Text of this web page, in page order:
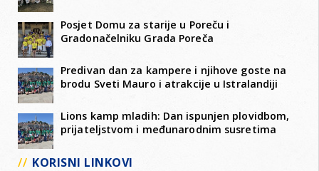
Posjet Domu za starije u Poreču i
Gradonačelniku Grada Poreča
Predivan dan za kampere i njihove goste na
brodu Sveti Mauro i atrakcije u Istralandiji
Lions kamp mladih: Dan ispunjen plovidbom,
prijateljstvom i međunarodnim susretima
KORISNI LINKOVI